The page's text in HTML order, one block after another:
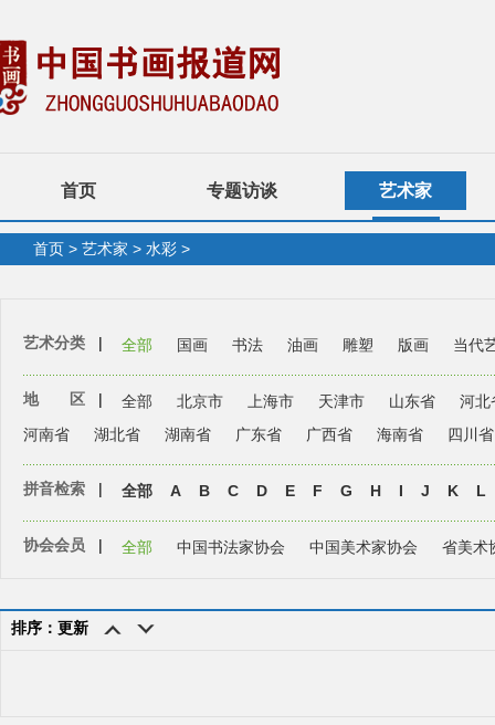
首页 专题访谈 艺术家
首页 > 艺术家 > 水彩 >
艺术分类 | 全部 国画 书法 油画 雕塑 版画 当代
地 区 | 全部 北京市 上海市 天津市 山东省
河北
河南省
湖北省 湖南省 广东省 广西省 海南省 四川省
拼音检索 | 全部 A B C D E F G H I J K L
协会会员 | 全部 中国书法家协会 中国美术家协会 省美术
排序：更新